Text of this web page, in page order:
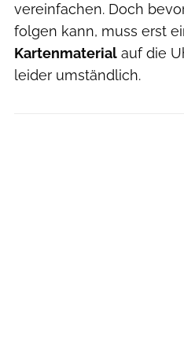
vereinfachen. Doch
folgen kann, muss erst
Kartenmaterial auf die
leider umständlich.